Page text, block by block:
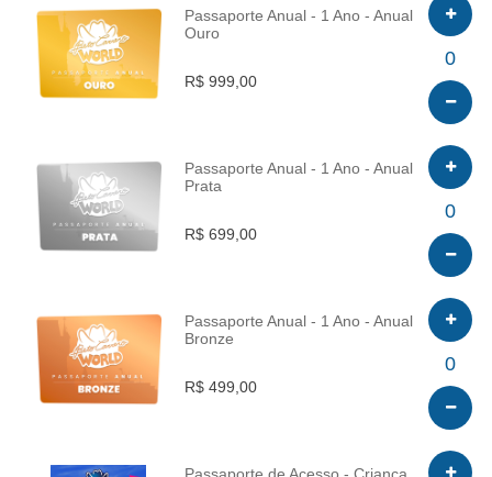
INFO
Passaporte Anual - 1 Ano - Anual
Ouro
R$ 999,00
0
INFO
Passaporte Anual - 1 Ano - Anual
Prata
R$ 699,00
0
INFO
Passaporte Anual - 1 Ano - Anual
Bronze
R$ 499,00
0